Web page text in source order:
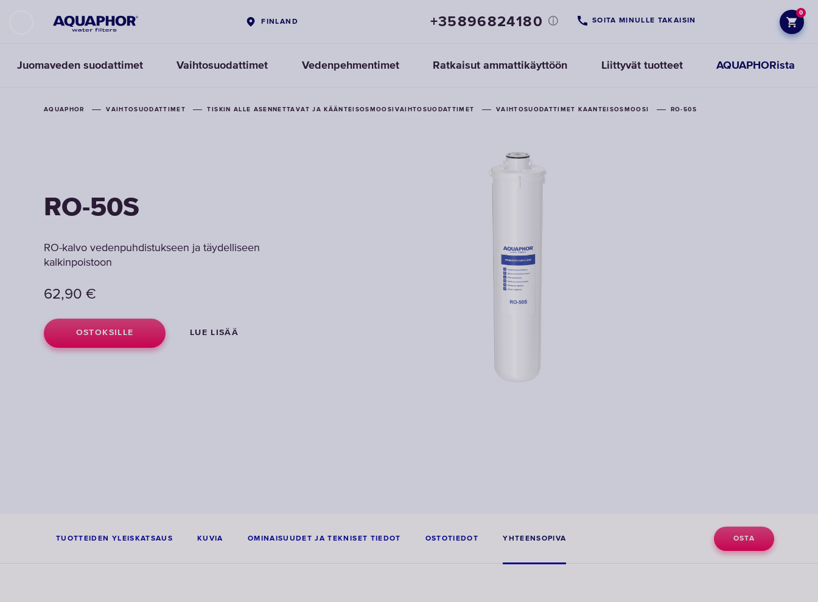
FINLAND +35896824180 SOITA MINULLE TAKAISIN
0
Juomaveden suodattimet Vaihtosuodattimet Vedenpehmentimet Ratkaisut ammattikäyttöön Liittyvät tuotteet AQUAPHORista
AQUAPHOR VAIHTOSUODATTIMET TISKIN ALLE ASENNETTAVAT JA KÄÄNTEISOSMOOSIVAIHTOSUODATTIMET VAIHTOSUODATTIMET KAANTEISOSMOOSI RO-50S
RO-50S
RO-kalvo vedenpuhdistukseen ja täydelliseen
kalkinpoistoon
62,90 €
OSTOKSILLE LUE LISÄÄ
TUOTTEIDEN YLEISKATSAUS KUVIA OMINAISUUDET JA TEKNISET TIEDOT OSTOTIEDOT YHTEENSOPIVA OSTA